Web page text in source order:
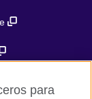
para